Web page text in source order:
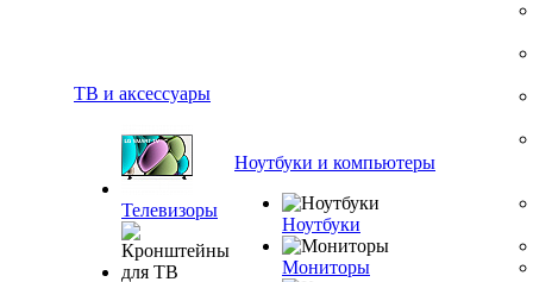
ТВ и аксессуары
Телевизоры
Ноутбуки и компьютеры
Ноутбуки
Мониторы